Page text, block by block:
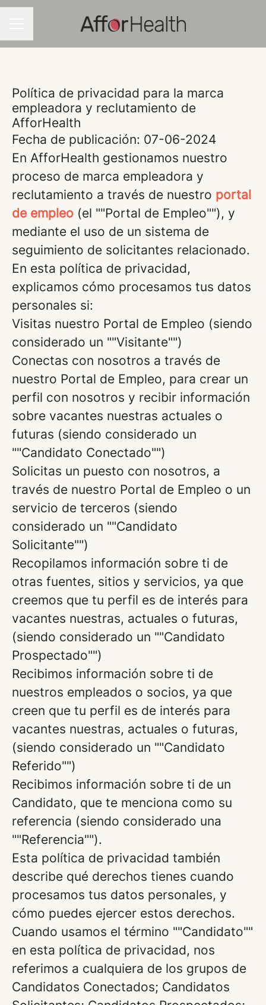
MENU DE CARREIRAS
Política de privacidad para la marca
empleadora y reclutamiento de
AfforHealth
Fecha de publicación: 07-06-2024
En AfforHealth gestionamos nuestro
proceso de marca empleadora y
reclutamiento a través de nuestro portal
de empleo (el ""Portal de Empleo""), y
mediante el uso de un sistema de
seguimiento de solicitantes relacionado.
En esta política de privacidad,
explicamos cómo procesamos tus datos
personales si:
Visitas nuestro Portal de Empleo (siendo
considerado un ""Visitante"")
Conectas con nosotros a través de
nuestro Portal de Empleo, para crear un
perfil con nosotros y recibir información
sobre vacantes nuestras actuales o
futuras (siendo considerado un
""Candidato Conectado"")
Solicitas un puesto con nosotros, a
través de nuestro Portal de Empleo o un
servicio de terceros (siendo
considerado un ""Candidato
Solicitante"")
Recopilamos información sobre ti de
otras fuentes, sitios y servicios, ya que
creemos que tu perfil es de interés para
vacantes nuestras, actuales o futuras,
(siendo considerado un ""Candidato
Prospectado"")
Recibimos información sobre ti de
nuestros empleados o socios, ya que
creen que tu perfil es de interés para
vacantes nuestras, actuales o futuras,
(siendo considerado un ""Candidato
Referido"")
Recibimos información sobre ti de un
Candidato, que te menciona como su
referencia (siendo considerado una
""Referencia"").
Esta política de privacidad también
describe qué derechos tienes cuando
procesamos tus datos personales, y
cómo puedes ejercer estos derechos.
Cuando usamos el término ""Candidato""
en esta política de privacidad, nos
referimos a cualquiera de los grupos de
Candidatos Conectados; Candidatos